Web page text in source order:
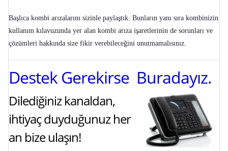
Başlıca kombi arızalarını sizinle paylaştık. Bunların yanı sıra kombinizin
kullanım kılavuzunda yer alan kombi arıza işaretlerinin de sorunları ve
çözümleri hakkında size fikir verebileceğini unutmamalısınız.
Destek Gerekirse Buradayız.
Dilediğiniz kanaldan,
ihtiyaç duyduğunuz her
an bize ulaşın!